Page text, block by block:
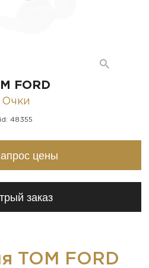
FORD
Очки
id: 48355
цены
заказ
TOM FORD